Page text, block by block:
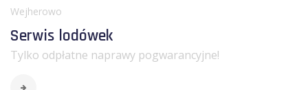
Wejherowo
Serwis lodówek
Tylko odpłatne naprawy pogwarancyjne!